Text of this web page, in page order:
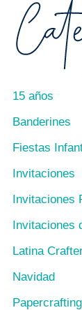
15 años
Banderines
Fiestas
Invitaciones
Invitaciones
Invitaciones
Latina
Navidad
Papercrafting